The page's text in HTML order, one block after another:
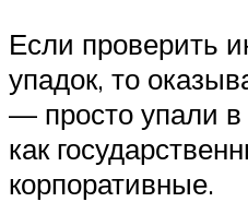
Если проверить
упадок, то
— просто упали в
как
корпоративные.